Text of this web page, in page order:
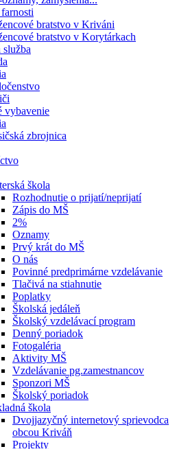
bratstvo v Kriváni
bratstvo v Korytárkach
vybavenie
zbrojnica
škola
Rozhodnutie o prijatí/neprijatí
Zápis do MŠ
2%
Oznamy
Prvý krát do MŠ
O nás
Povinné predprimárne vzdelávanie
Tlačivá na stiahnutie
Poplatky
Školská jedáleň
Školský vzdelávací program
Denný poriadok
Fotogaléria
Aktivity MŠ
Vzdelávanie pg.zamestnancov
Sponzori MŠ
Školský poriadok
škola
Dvojjazyčný internetový sprievodca
obcou Kriváň
Projekty